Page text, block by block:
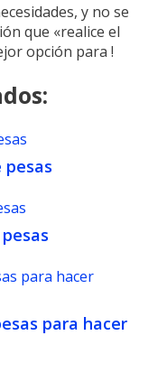
y no se
que «realice el
opción para !
para hacer